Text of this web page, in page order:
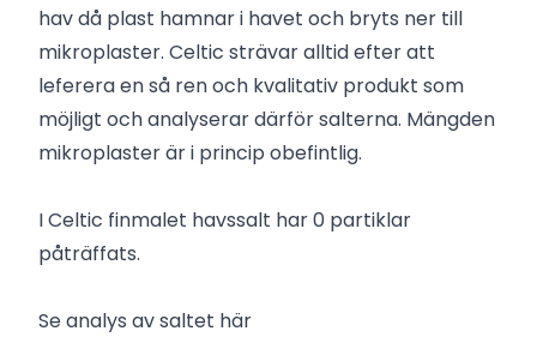
hav då plast hamnar i havet och bryts ner till
mikroplaster. Celtic strävar alltid efter att
leferera en så ren och kvalitativ produkt som
möjligt och analyserar därför salterna. Mängden
mikroplaster är i princip obefintlig.
I Celtic finmalet havssalt har 0 partiklar
påträffats.
Se analys av saltet här